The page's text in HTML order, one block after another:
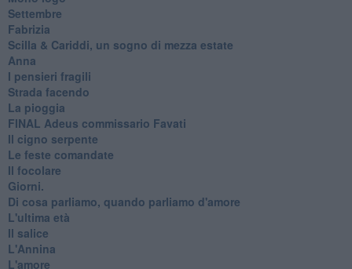
Settembre
Fabrizia
​Scilla & Cariddi, un sogno di mezza estate
Anna
I pensieri fragili
Strada facendo
La pioggia
FINAL Adeus commissario Favati
Il cigno serpente
Le feste comandate
Il focolare
Giorni.
Di cosa parliamo, quando parliamo d'amore
L'ultima età
Il salice
L'Annina
L'amore